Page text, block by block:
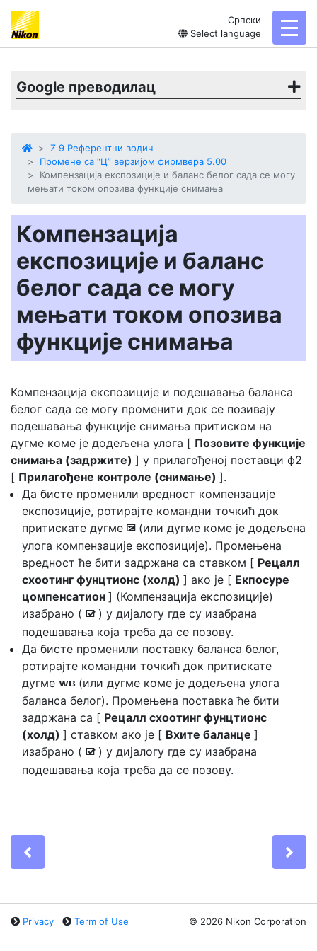
Српски
Select language
Google преводилац
Z 9 Референтни водич
Промене са “Ц” верзијом фирмвера 5.00
Компензација експозиције и баланс белог сада се могу
мењати током опозива функције снимања
Компензација
експозиције и баланс
белог сада се могу
мењати током опозива
функције снимања
Компензација експозиције и подешавања баланса
белог сада се могу променити док се позивају
подешавања функције снимања притиском на
дугме коме је додељена улога [ Позовите функције
снимања (задржите) ] у прилагођеној поставци ф2
[ Прилагођене контроле (снимање) ].
Да бисте променили вредност компензације
експозиције, ротирајте командни точкић док
притискате дугме E (или дугме коме је додељена
улога компензације експозиције). Промењена
вредност ће бити задржана са ставком [ Рецалл
схоотинг фунцтионс (холд) ] ако је [ Екпосуре
цомпенсатион ] (Компензација експозиције)
изабрано ( M ) у дијалогу где су изабрана
подешавања која треба да се позову.
Да бисте променили поставку баланса белог,
ротирајте командни точкић док притискате
дугме U (или дугме коме је додељена улога
баланса белог). Промењена поставка ће бити
задржана са [ Рецалл схоотинг фунцтионс
(холд) ] ставком ако је [ Вхите баланце ]
изабрано ( M ) у дијалогу где су изабрана
подешавања која треба да се позову.
Privacy Term of Use © 2026 Nikon Corporation